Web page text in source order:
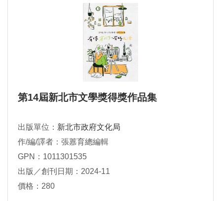
第14屆新北市文學獎得獎作品集
出版單位： 新北市政府文化局
作/編/譯者：張䕒育總編輯
GPN：1011301535
出版／創刊日期：2024-11
價格：280